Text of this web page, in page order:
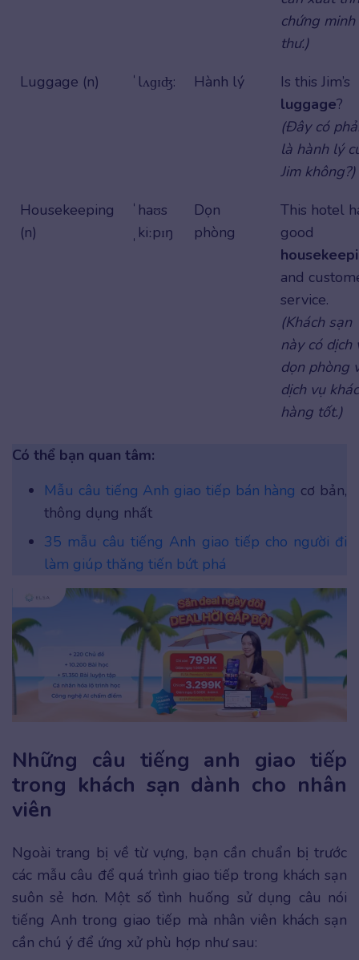
chứng minh
thư.)
Luggage (n)
ˈlʌɡɪʤ: Hành lý
Is this Jim’s
luggage?
(Đây có
là hành lý
Jim không?)
Housekeeping
(n)
ˈhaʊs
ˌkiːpɪŋ
Dọn
phòng
This hotel
good
and
service.
(Khách sạn
này có dịch
dọn phòng
dịch vụ
hàng tốt.)
Có thể bạn quan tâm:
Mẫu câu tiếng Anh giao tiếp bán hàng cơ bản,
thông dụng nhất
35 mẫu câu tiếng Anh giao tiếp cho người đi
làm giúp thăng tiến bứt phá
Những câu tiếng anh giao tiếp
trong khách sạn dành cho nhân
viên
Ngoài trang bị về từ vựng, bạn cần chuẩn bị trước
các mẫu câu để quá trình giao tiếp trong khách sạn
suôn sẻ hơn. Một số tình huống sử dụng câu nói
tiếng Anh trong giao tiếp mà nhân viên khách sạn
cần chú ý để ứng xử phù hợp như sau: